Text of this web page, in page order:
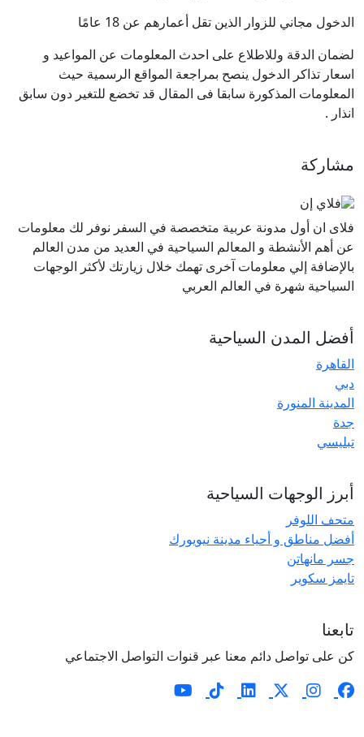
الدخول مجاني للزوار الذين تقل أعمارهم عن 18 عامًا
لضمان الدقة وللاطلاع على احدث المعلومات عن المواعيد و
اسعار تذاكر الدخول ينصح بمراجعة المواقع الرسمية حيث
المعلومات المذكورة سابقا فى المقال قد تخضع للتغير دون سابق
انذار .
مشاركة
فلاى ان أول مدونة عربية متخصصة في السفر نوفر لك معلومات
عن أهم الأنشطة و المعالم السياحية في العديد من مدن العالم
بالإضافة إلي معلومات آخرى تهمك خلال زيارتك لأكثر الوجهات
السياحية شهرة في العالم العربي
أفضل المدن السياحية
القاهرة
دبي
المدينة المنورة
جدة
تبليسي
أبرز الوجهات السياحية
متحف اللوفر
أفضل مناطق و أحياء مدينة نيويورك
جسر مانهاتن
تايمز سكوير
تابعنا
كن على تواصل دائم معنا عبر قنوات التواصل الاجتماعي